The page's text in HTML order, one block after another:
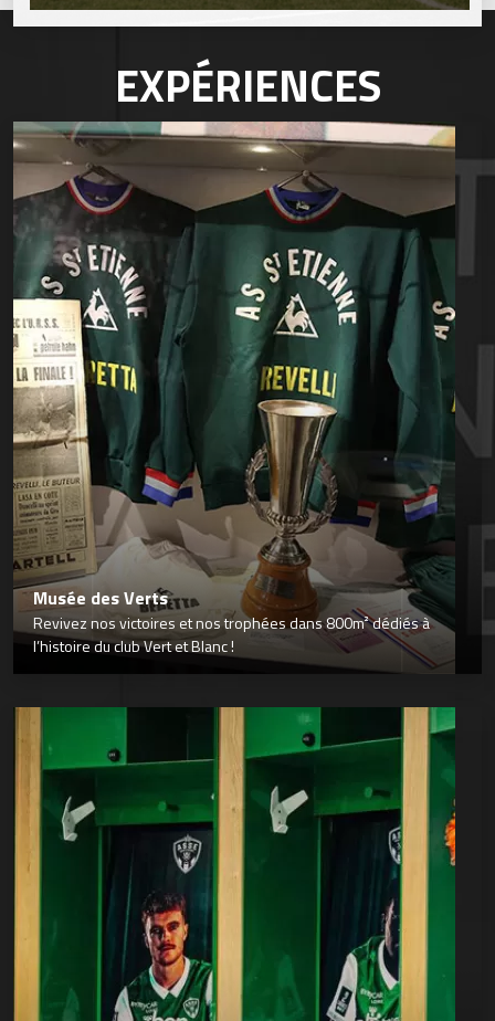
EXPÉRIENCES
Musée des Verts
Revivez nos victoires et nos trophées dans 800m² dédiés à
l’histoire du club Vert et Blanc !